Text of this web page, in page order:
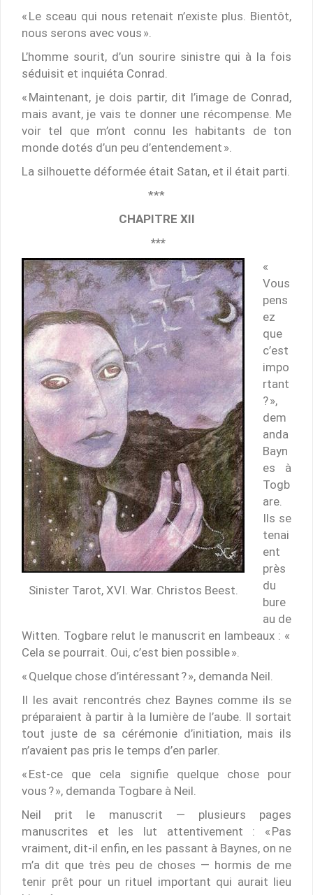
« Le sceau qui nous retenait n’existe plus. Bientôt,
nous serons avec vous ».
L’homme sourit, d’un sourire sinistre qui à la fois
séduisit et inquiéta Conrad.
« Maintenant, je dois partir, dit l’image de Conrad,
mais avant, je vais te donner une récompense. Me
voir tel que m’ont connu les habitants de ton
monde dotés d’un peu d’entendement ».
La silhouette déformée était Satan, et il était parti.
***
CHAPITRE XII
***
Sinister Tarot, XVI. War. Christos Beest.
«
Vous
pens
ez
que
c’est
impo
rtant
? »,
dem
anda
Bayn
es à
Togb
are.
Ils se
tenai
ent
près
du
bure
au de
Witten. Togbare relut le manuscrit en lambeaux : «
Cela se pourrait. Oui, c’est bien possible ».
« Quelque chose d’intéressant ? », demanda Neil.
Il les avait rencontrés chez Baynes comme ils se
préparaient à partir à la lumière de l’aube. Il sortait
tout juste de sa cérémonie d’initiation, mais ils
n’avaient pas pris le temps d’en parler.
« Est-ce que cela signifie quelque chose pour
vous ? », demanda Togbare à Neil.
Neil prit le manuscrit — plusieurs pages
manuscrites et les lut attentivement : « Pas
vraiment, dit-il enfin, en les passant à Baynes, on ne
m’a dit que très peu de choses — hormis de me
tenir prêt pour un rituel important qui aurait lieu